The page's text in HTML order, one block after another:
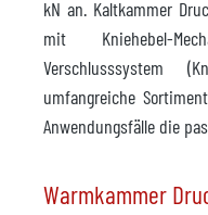
kN an. Kaltkammer
mit Kniehebel-
Verschlusssystem
umfangreiche
Anwendungsfälle die
Warmkammer